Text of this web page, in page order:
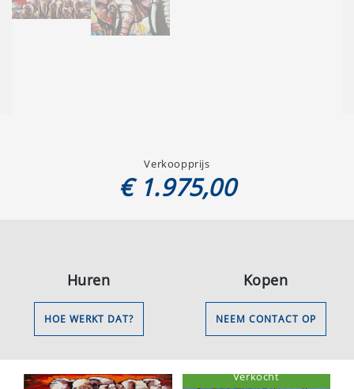
Verkoopprijs
€ 1.975,00
Huren
HOE WERKT DAT?
Kopen
NEEM CONTACT OP
Verkocht